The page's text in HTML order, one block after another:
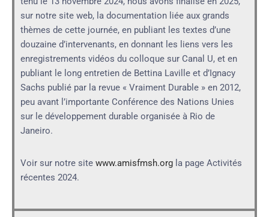
sur notre site web, la documentation liée aux grands
thèmes de cette journée, en publiant les textes d’une
douzaine d’intervenants, en donnant les liens vers les
enregistrements vidéos du colloque sur Canal U, et en
publiant le long entretien de Bettina Laville et d’Ignacy
Sachs publié par la revue « Vraiment Durable » en 2012,
peu avant l’importante Conférence des Nations Unies
sur le développement durable organisée à Rio de
Janeiro.
Voir sur notre site www.amisfmsh.org la page Activités
récentes 2024.